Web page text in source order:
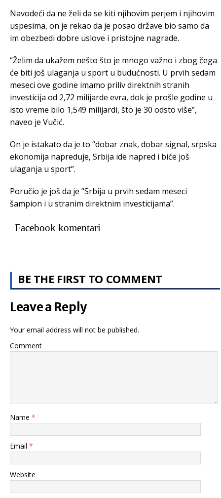
Navodeći da ne želi da se kiti njihovim perjem i njihovim
uspesima, on je rekao da je posao države bio samo da
im obezbedi dobre uslove i pristojne nagrade.
“Želim da ukažem nešto što je mnogo važno i zbog čega
će biti još ulaganja u sport u budućnosti. U prvih sedam
meseci ove godine imamo priliv direktnih stranih
investicija od 2,72 milijarde evra, dok je prošle godine u
isto vreme bilo 1,549 milijardi, što je 30 odsto više”,
naveo je Vučić.
On je istakato da je to “dobar znak, dobar signal, srpska
ekonomija napreduje, Srbija ide napred i biće još
ulaganja u sport”.
Poručio je još da je “Srbija u prvih sedam meseci
šampion i u stranim direktnim investicijama”.
Facebook komentari
BE THE FIRST TO COMMENT
Leave a Reply
Your email address will not be published.
Comment
Name *
Email *
Website